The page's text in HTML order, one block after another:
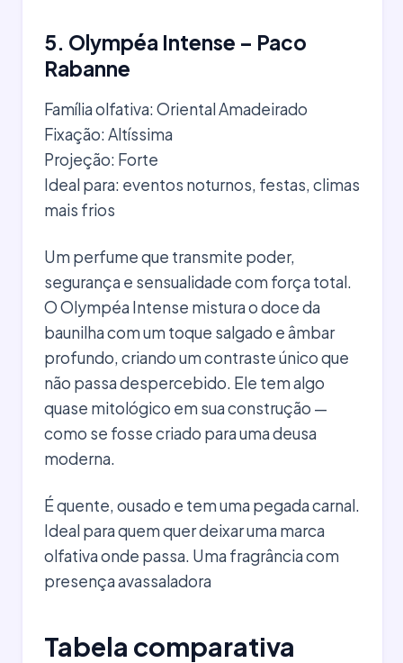
5. Olympéa Intense – Paco
Rabanne
Família olfativa: Oriental Amadeirado
Fixação: Altíssima
Projeção: Forte
Ideal para: eventos noturnos, festas, climas
mais frios
Um perfume que transmite poder,
segurança e sensualidade com força total.
O Olympéa Intense mistura o doce da
baunilha com um toque salgado e âmbar
profundo, criando um contraste único que
não passa despercebido. Ele tem algo
quase mitológico em sua construção —
como se fosse criado para uma deusa
moderna.
É quente, ousado e tem uma pegada carnal.
Ideal para quem quer deixar uma marca
olfativa onde passa. Uma fragrância com
presença avassaladora
Tabela comparativa